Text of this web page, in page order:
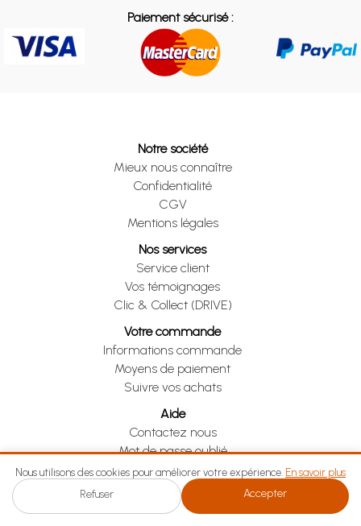
Paiement sécurisé :
Notre société
Mieux nous connaître
Confidentialité
CGV
Mentions légales
Nos services
Service client
Vos témoignages
Clic & Collect (DRIVE)
Votre commande
Informations commande
Moyens de paiement
Suivre vos achats
Aide
Contactez nous
Mot de passe oublié
Je me rétracte
Je me rétracte
Nous utilisons des cookies pour améliorer votre expérience. En savoir plus
Refuser Accepter